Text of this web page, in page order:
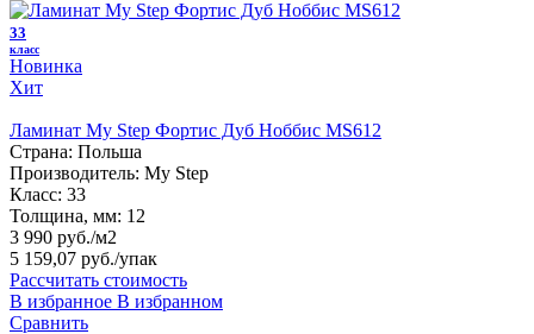
33
класс
Новинка
Хит
Ламинат My Step Фортис Дуб Ноббис MS612
Страна: Польша
Производитель: My Step
Класс: 33
Толщина, мм: 12
3 990 руб./м2
5 159,07 руб./упак
Рассчитать стоимость
В избранное В избранном
Сравнить